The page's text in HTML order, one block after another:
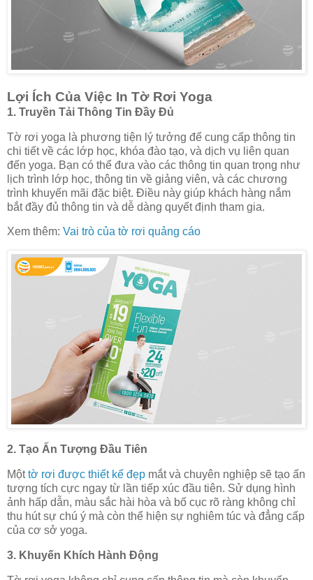
Lợi Ích Của Việc In Tờ Rơi Yoga
1. Truyền Tải Thông Tin Đầy Đủ
Tờ rơi yoga là phương tiện lý tưởng để cung cấp thông tin
chi tiết về các lớp học, khóa đào tạo, và dịch vụ liên quan
đến yoga. Bạn có thể đưa vào các thông tin quan trọng như
lịch trình lớp học, thông tin về giảng viên, và các chương
trình khuyến mãi đặc biệt. Điều này giúp khách hàng nắm
bắt đầy đủ thông tin và dễ dàng quyết định tham gia.
Xem thêm: Vai trò của tờ rơi quảng cáo
2. Tạo Ấn Tượng Đầu Tiên
Mộttờ rơi được thiết kế đẹp mắt và chuyên nghiệp sẽ tạo ấn
tượng tích cực ngay từ lần tiếp xúc đầu tiên. Sử dụng hình
ảnh hấp dẫn, màu sắc hài hòa và bố cục rõ ràng không chỉ
thu hút sự chú ý mà còn thể hiện sự nghiêm túc và đẳng cấp
của cơ sở yoga.
3. Khuyến Khích Hành Động